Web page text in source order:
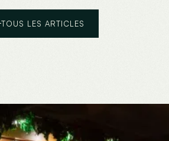
TOUS LES ARTICLES